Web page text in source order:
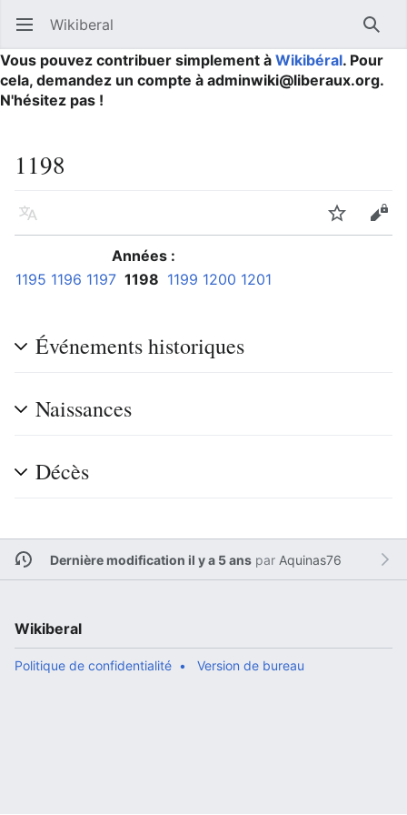
Ouvrir le menu principal Wikiberal
Vous pouvez contribuer simplement à Wikibéral. Pour
cela, demandez un compte à adminwiki@liberaux.org.
N'hésitez pas !
1198
Langue Suivre
Années :
1195 1196 1197 1198 1199 1200 1201
Événements historiques
Naissances
Décès
Dernière modification il y a 5 anspar Aquinas76
Wikiberal
Politique de confidentialité Version de bureau